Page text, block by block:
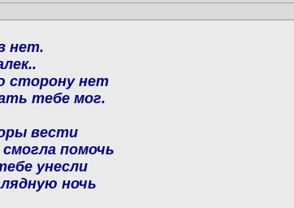
нет.
сторону нет
тебе мог.
вести
помочь
унесли
ночь